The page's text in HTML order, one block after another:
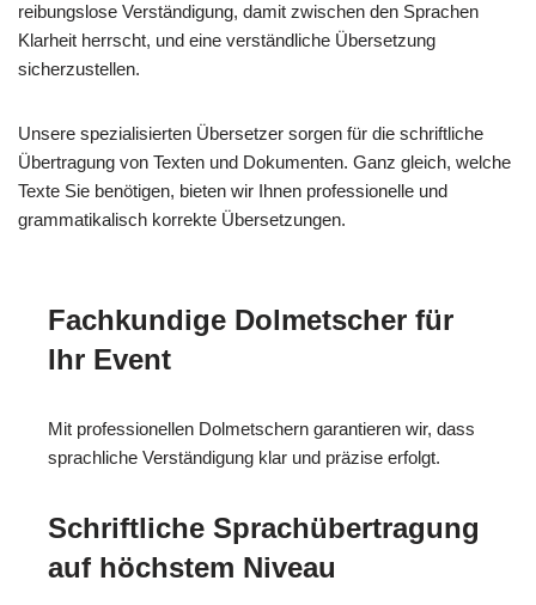
reibungslose Verständigung, damit zwischen den Sprachen
Klarheit herrscht, und eine verständliche Übersetzung
sicherzustellen.
Unsere spezialisierten Übersetzer sorgen für die schriftliche
Übertragung von Texten und Dokumenten. Ganz gleich, welche
Texte Sie benötigen, bieten wir Ihnen professionelle und
grammatikalisch korrekte Übersetzungen.
Fachkundige Dolmetscher für
Ihr Event
Mit professionellen Dolmetschern garantieren wir, dass
sprachliche Verständigung klar und präzise erfolgt.
Schriftliche Sprachübertragung
auf höchstem Niveau